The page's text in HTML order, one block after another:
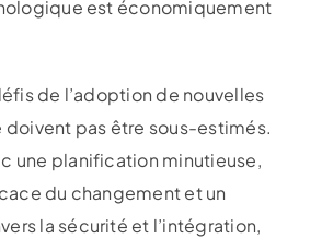
est économiquement
de l’adoption de nouvelles
pas être sous-estimés.
une planification minutieuse,
du changement et un
la sécurité et l’intégration,